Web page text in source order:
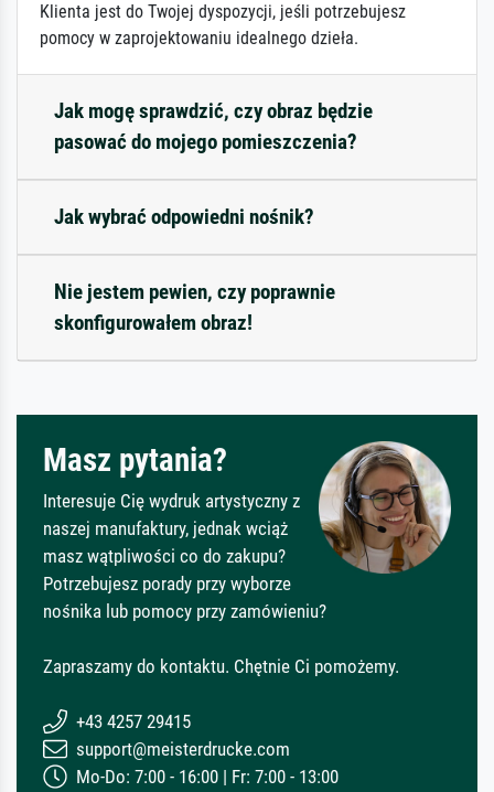
Klienta jest do Twojej dyspozycji, jeśli potrzebujesz
pomocy w zaprojektowaniu idealnego dzieła.
Jak mogę sprawdzić, czy obraz będzie
pasować do mojego pomieszczenia?
Jak wybrać odpowiedni nośnik?
Nie jestem pewien, czy poprawnie
skonfigurowałem obraz!
Masz pytania?
Interesuje Cię wydruk artystyczny z
naszej manufaktury, jednak wciąż
masz wątpliwości co do zakupu?
Potrzebujesz porady przy wyborze
nośnika lub pomocy przy zamówieniu?
Zapraszamy do kontaktu. Chętnie Ci pomożemy.
+43 4257 29415
support@meisterdrucke.com
Mo-Do: 7:00 - 16:00 | Fr: 7:00 - 13:00